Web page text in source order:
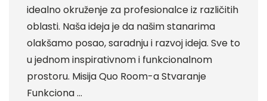
idealno okruženje za profesionalce iz različitih
oblasti. Naša ideja je da našim stanarima
olakšamo posao, saradnju i razvoj ideja. Sve to
u jednom inspirativnom i funkcionalnom
prostoru. Misija Quo Room-a Stvaranje
Funkciona …